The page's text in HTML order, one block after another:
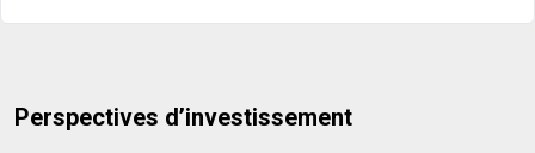
Perspectives d’investissement